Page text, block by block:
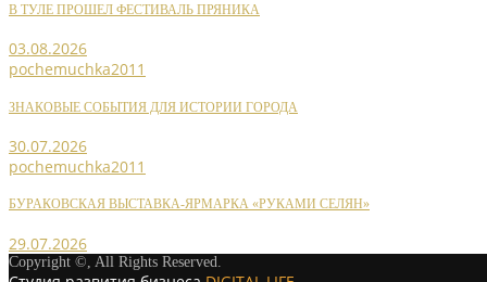
В ТУЛЕ ПРОШЕЛ ФЕСТИВАЛЬ ПРЯНИКА
03.08.2026
pochemuchka2011
ЗНАКОВЫЕ СОБЫТИЯ ДЛЯ ИСТОРИИ ГОРОДА
30.07.2026
pochemuchka2011
БУРАКОВСКАЯ ВЫСТАВКА-ЯРМАРКА «РУКАМИ СЕЛЯН»
29.07.2026
Copyright ©, All Rights Reserved.